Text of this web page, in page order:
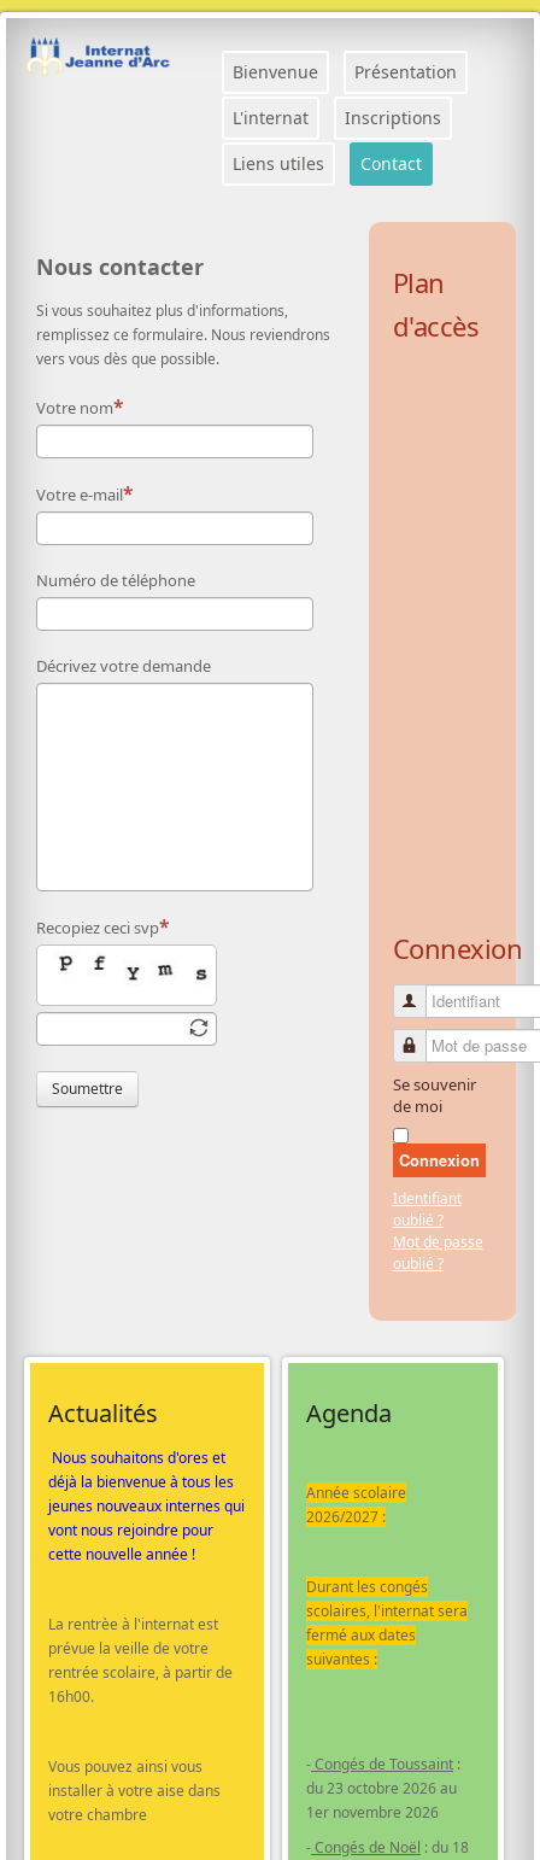
Bienvenue
Présentation
L'internat
Inscriptions
Liens utiles
Contact
Nous contacter
Si vous souhaitez plus d'informations,
remplissez ce formulaire. Nous reviendrons
vers vous dès que possible.
Votre nom
Votre e-mail
Numéro de téléphone
Décrivez votre demande
Recopiez ceci svp
Soumettre
Plan
d'accès
Connexion
Identifiant
Mot de passe
Se souvenir
de moi
Connexion
Identifiant
oublié ?
Mot de passe
oublié ?
Actualités
Nous souhaitons d'ores et
déjà la bienvenue à tous les
jeunes nouveaux internes qui
vont nous rejoindre pour
cette nouvelle année !
La rentrèe à l'internat est
prévue la veille de votre
rentrée scolaire, à partir de
16h00.
Vous pouvez ainsi vous
installer à votre aise dans
votre chambre
Agenda
Année scolaire
2026/2027 :
Durant les congés
scolaires, l'internat sera
fermé aux dates
suivantes :
-Congés de Toussaint :
du 23 octobre 2026 au
1er novembre 2026
-Congés de Noël : du 18